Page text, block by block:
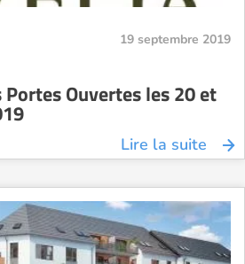
19 septembre 2019
Portes Ouvertes les 20 et
Lire la suite